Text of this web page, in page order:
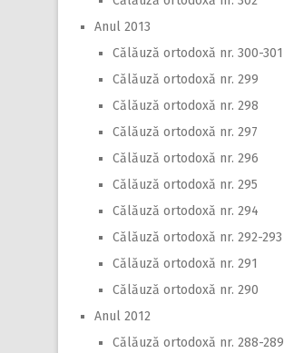
Anul 2013
Călăuză ortodoxă nr. 300-301
Călăuză ortodoxă nr. 299
Călăuză ortodoxă nr. 298
Călăuză ortodoxă nr. 297
Călăuză ortodoxă nr. 296
Călăuză ortodoxă nr. 295
Călăuză ortodoxă nr. 294
Călăuză ortodoxă nr. 292-293
Călăuză ortodoxă nr. 291
Călăuză ortodoxă nr. 290
Anul 2012
Călăuză ortodoxă nr. 288-289